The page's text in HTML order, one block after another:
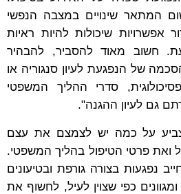
המתאר שינויים במצבה הנפשי
אפשרויות שיכולות להיות ראיות
חשוב מאוד להסביר, להבהיר
של הנפגעת לעיון סנגוריה או
סדרי ההליך המשפטי
גם לעיון ההגנה".
על כמה יש לצמצם את עצם
ואת פרטי הטיפול בהליך המשפטי.
נפגעות בצורה גורפת ובטיעונים
כפי שצוין לעיל, לחשוף את